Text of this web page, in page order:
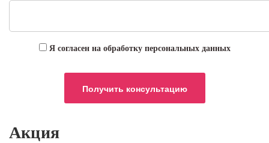
Я согласен на обработку персональных данных
Акция